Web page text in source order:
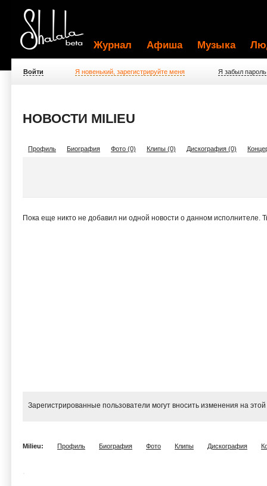
Журнал Афиша Музыка
Войти Я новенький, зарегистрируйте меня Я забыл пароль
НОВОСТИ MILIEU
Профиль Биография Фото (0) Клипы (0) Дискография (0)
Пока еще никто не добавил ни одной новости о данном
Зарегистрированные пользователи могут вносить изменения на
Milieu: Профиль Биография Фото Клипы Дискография